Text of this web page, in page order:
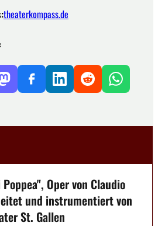
theaterkompass.de
Oper von Claudio
und instrumentiert von
St. Gallen